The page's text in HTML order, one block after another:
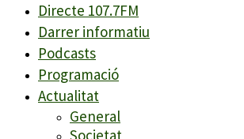
Directe 107.7FM
Darrer informatiu
Podcasts
Programació
Actualitat
General
Societat